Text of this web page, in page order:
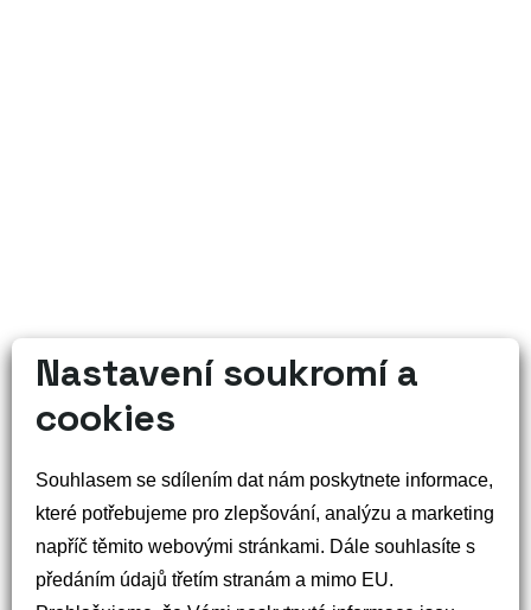
Městské informační Event centrum Staré Město,
náměstí Velké Moravy 2190,
686 03 Staré Město
Sociální sítě
Nastavení soukromí a
cookies
Souhlasem se sdílením dat nám poskytnete informace,
které potřebujeme pro zlepšování, analýzu a marketing
napříč těmito webovými stránkami. Dále souhlasíte s
předáním údajů třetím stranám a mimo EU.